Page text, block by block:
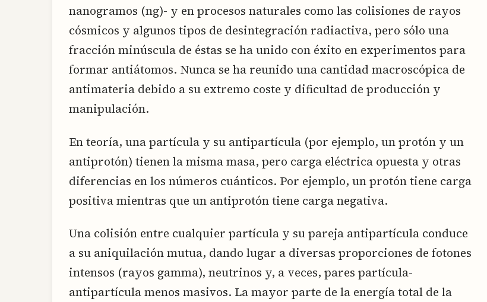
nanogramos (ng)- y en procesos naturales como las colisiones de rayos
cósmicos y algunos tipos de desintegración radiactiva, pero sólo una
fracción minúscula de éstas se ha unido con éxito en experimentos para
formar antiátomos. Nunca se ha reunido una cantidad macroscópica de
antimateria debido a su extremo coste y dificultad de producción y
manipulación.
En teoría, una partícula y su antipartícula (por ejemplo, un protón y un
antiprotón) tienen la misma masa, pero carga eléctrica opuesta y otras
diferencias en los números cuánticos. Por ejemplo, un protón tiene carga
positiva mientras que un antiprotón tiene carga negativa.
Una colisión entre cualquier partícula y su pareja antipartícula conduce
a su aniquilación mutua, dando lugar a diversas proporciones de fotones
intensos (rayos gamma), neutrinos y, a veces, pares partícula-
antipartícula menos masivos. La mayor parte de la energía total de la